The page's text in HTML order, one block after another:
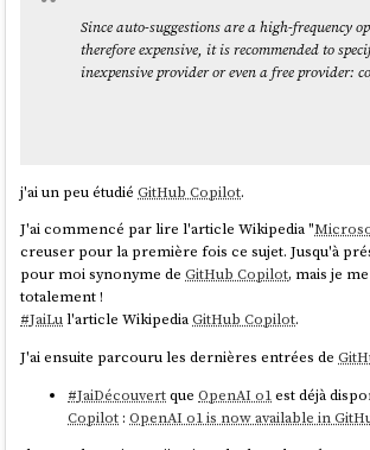
Since auto-suggestions are a high-frequency
therefore expensive, it is recommended to
inexpensive provider or even a free provider:
j'ai un peu étudiéGitHub Copilot.
J'ai commencé par lire l'article Wikipedia "
creuser pour la première fois ce sujet. Jusqu'à
pour moi synonyme deGitHub Copilot, mais je
totalement !
#JaiLul'article WikipediaGitHub Copilot.
J'ai ensuite parcouru les dernières entrées de
#JaiDécouvertqueOpenAI o1est déjà
Copilot :OpenAI o1 is now available in